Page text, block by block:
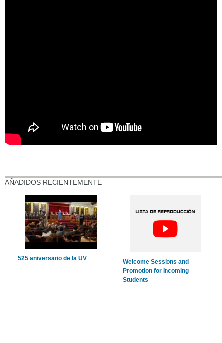
AÑADIDOS RECIENTEMENTE
525 aniversario de la UV
Welcome Sessions and
Promotion for Incoming
Students